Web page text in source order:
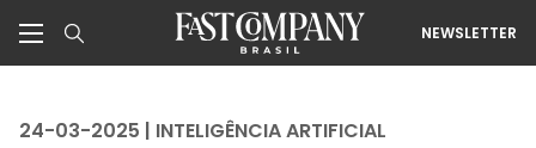
NEWSLETTER
24-03-2025 | INTELIGÊNCIA ARTIFICIAL